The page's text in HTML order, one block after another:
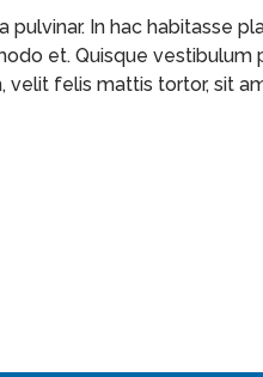
In hac habitasse
et. Quisque vestibulum
velit felis mattis tortor, sit